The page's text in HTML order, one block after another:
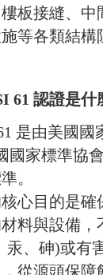
板接縫、中
等各類結構
61 認證是什
是由美國國
國家標準協
。
心目的是確
料與設備，
汞、砷)或有
從源頭保障